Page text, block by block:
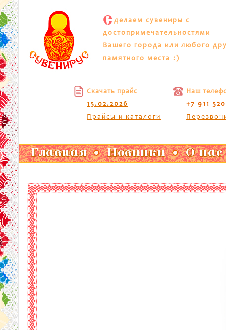
С делаем сувениры с
достопримечательностями
Вашего города или любого
памятного места :)
Скачать прайс
15.02.2026
Прайсы и каталоги
Наш
+7 911
Главная Новинки О нас